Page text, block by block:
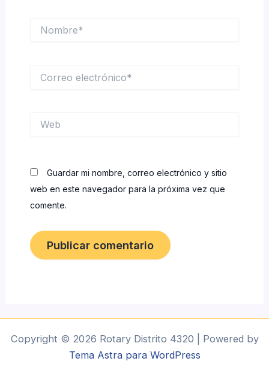
electrónico*
Guardar mi nombre, correo electrónico y sitio
web en este navegador para la próxima vez que
comente.
Copyright © 2026 Rotary Distrito 4320 | Powered by
Tema Astra para WordPress